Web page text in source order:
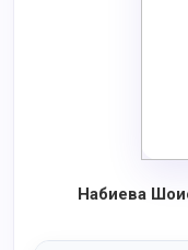
Набиева